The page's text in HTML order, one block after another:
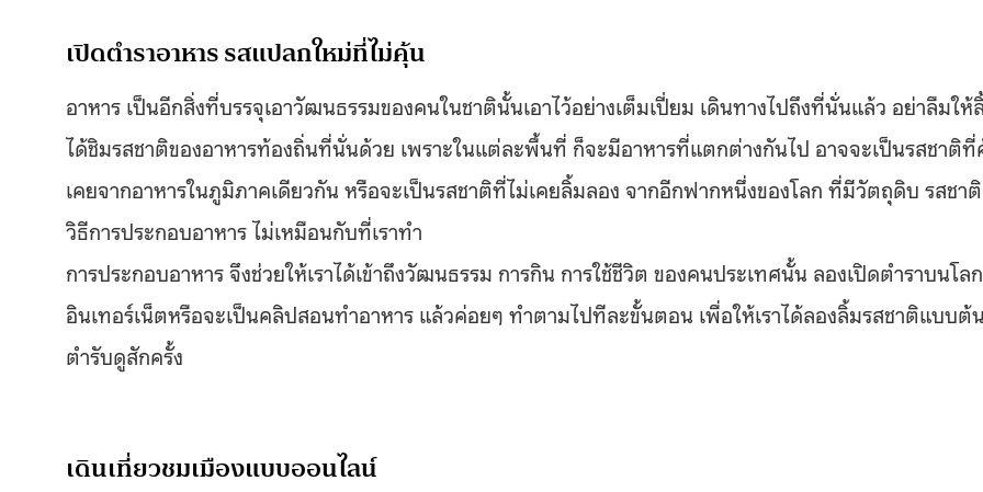
เปิดตำราอาหาร รสแปลกใหม่ที่ไม่คุ้น
อาหาร เป็นอีกสิ่งที่บรรจุเอาวัฒนธรรมของคนในชาตินั้นเอาไว้อย่างเต็มเปี่ยม เดินทางไปถึงที่นั่นแล้ว อย่าลืมให้
ได้ชิมรสชาติของอาหารท้องถิ่นที่นั่นด้วย เพราะในแต่ละพื้นที่ ก็จะมีอาหารที่แตกต่างกันไป อาจจะเป็นรสชาติ
เคยจากอาหารในภูมิภาคเดียวกัน หรือจะเป็นรสชาติที่ไม่เคยลิ้มลอง จากอีกฟากหนึ่งของโลก ที่มีวัตถุดิบ รสชาติ
วิธีการประกอบอาหาร ไม่เหมือนกับที่เราทำ
การประกอบอาหาร จึงช่วยให้เราได้เข้าถึงวัฒนธรรม การกิน การใช้ชีวิต ของคนประเทศนั้น ลองเปิดตำราบนโลก
อินเทอร์เน็ตหรือจะเป็นคลิปสอนทำอาหาร แล้วค่อยๆ ทำตามไปทีละขั้นตอน เพื่อให้เราได้ลองลิ้มรสชาติแบบต้น
ตำรับดูสักครั้ง
เดินเที่ยวชมเมืองแบบออนไลน์